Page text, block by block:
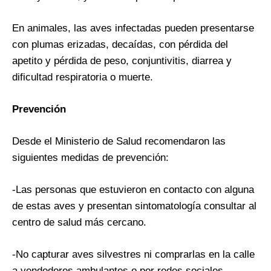
En animales, las aves infectadas pueden presentarse
con plumas erizadas, decaídas, con pérdida del
apetito y pérdida de peso, conjuntivitis, diarrea y
dificultad respiratoria o muerte.
Prevención
Desde el Ministerio de Salud recomendaron las
siguientes medidas de prevención:
-Las personas que estuvieron en contacto con alguna
de estas aves y presentan sintomatología consultar al
centro de salud más cercano.
-No capturar aves silvestres ni comprarlas en la calle